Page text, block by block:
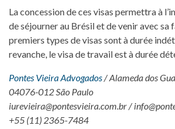
La concession de ces visas permettra à
de séjourner au Brésil et de venir avec sa
premiers types de visas sont à durée
revanche, le visa de travail est à durée
Pontes Vieira Advogados/ Alameda dos
04076-012 São Paulo
iurevieira@pontesvieira.com.br /
+55 (11) 2365-7484